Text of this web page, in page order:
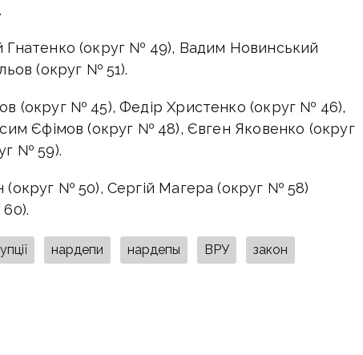
Гнатенко (округ № 49), Вадим Новинський
(округ № 51).
(округ № 45), Федір Христенко (округ № 46),
Єфімов (округ № 48), Євген Яковенко (округ
№ 59).
(округ № 50), Сергій Магера (округ № 58)
нардепи нардепы ВРУ закон